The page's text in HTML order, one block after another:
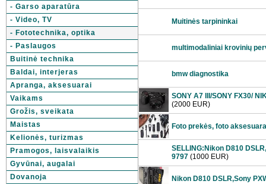
- Garso aparatūra
- Video, TV
- Fototechnika, optika
- Paslaugos
Buitinė technika
Baldai, interjeras
Apranga, aksesuarai
Vaikams
Grožis, sveikata
Maistas
Kelionės, turizmas
Pramogos, laisvalaikis
Gyvūnai, augalai
Dovanoja
Muitinės tarpininkai
multimodaliniai krovinių
bmw diagnostika
SONY A7 III/SONY FX30/
(2000 EUR)
Foto prekės, foto
SELLING:Nikon D810
9797 (1000 EUR)
Nikon D810 DSLR,Sony